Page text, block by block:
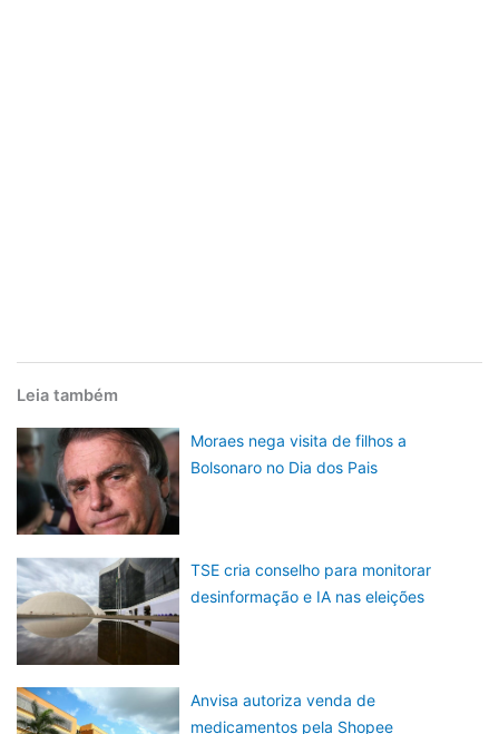
Leia também
Moraes nega visita de filhos a
Bolsonaro no Dia dos Pais
TSE cria conselho para monitorar
desinformação e IA nas eleições
Anvisa autoriza venda de
medicamentos pela Shopee